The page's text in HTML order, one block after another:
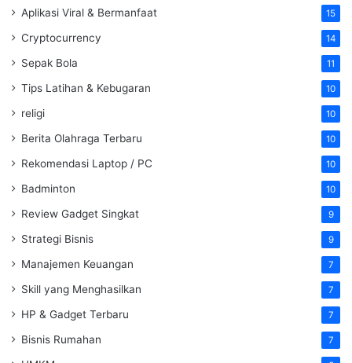
Aplikasi Viral & Bermanfaat 15
Cryptocurrency 14
Sepak Bola 11
Tips Latihan & Kebugaran 10
religi 10
Berita Olahraga Terbaru 10
Rekomendasi Laptop / PC 10
Badminton 10
Review Gadget Singkat 9
Strategi Bisnis 9
Manajemen Keuangan 7
Skill yang Menghasilkan 7
HP & Gadget Terbaru 7
Bisnis Rumahan 7